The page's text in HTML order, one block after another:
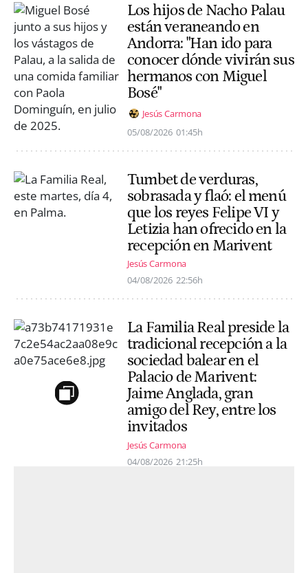
Los hijos de Nacho Palau
están veraneando en
Andorra: "Han ido para
conocer dónde vivirán sus
hermanos con Miguel
Bosé"
Jesús Carmona
05/08/2026 01:45h
Tumbet de verduras,
sobrasada y flaó: el menú
que los reyes Felipe VI y
Letizia han ofrecido en la
recepción en Marivent
Jesús Carmona
04/08/2026 22:56h
La Familia Real preside la
tradicional recepción a la
sociedad balear en el
Palacio de Marivent:
Jaime Anglada, gran
amigo del Rey, entre los
invitados
Jesús Carmona
04/08/2026 21:25h